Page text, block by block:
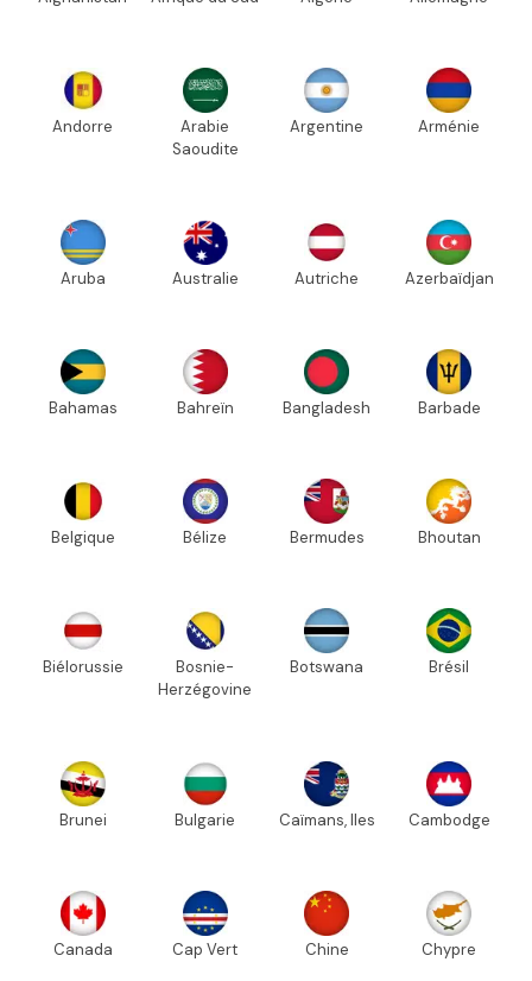
Andorre
Arabie
Saoudite
Argentine Arménie
Aruba Australie Autriche Azerbaïdjan
Bahamas Bahreïn Bangladesh Barbade
Belgique Bélize Bermudes Bhoutan
Biélorussie
Bosnie-
Herzégovine
Botswana Brésil
Brunei Bulgarie Caïmans, Iles Cambodge
Canada Cap Vert Chine Chypre